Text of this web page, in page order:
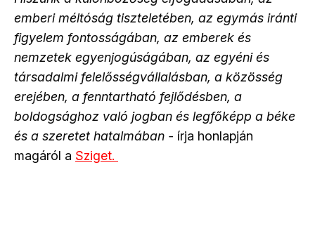
emberi méltóság tiszteletében, az egymás iránti
figyelem fontosságában, az emberek és
nemzetek egyenjogúságában, az egyéni és
társadalmi felelősségvállalásban, a közösség
erejében, a fenntartható fejlődésben, a
boldogsághoz való jogban és legfőképp a béke
és a szeretet hatalmában - írja honlapján
magáról a Sziget.